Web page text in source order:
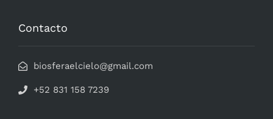
Contacto
biosferaelcielo@gmail.com
+52 831 158 7239